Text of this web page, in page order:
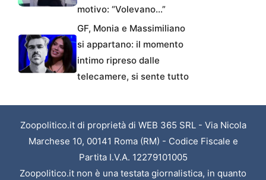
motivo: “Volevano…”
GF, Monia e Massimiliano
si appartano: il momento
intimo ripreso dalle
telecamere, si sente tutto
Zoopolitico.it di proprietà di WEB 365 SRL - Via Nicola
Marchese 10, 00141 Roma (RM) - Codice Fiscale e
Partita I.V.A. 12279101005
Zoopolitico.it non è una testata giornalistica, in quanto